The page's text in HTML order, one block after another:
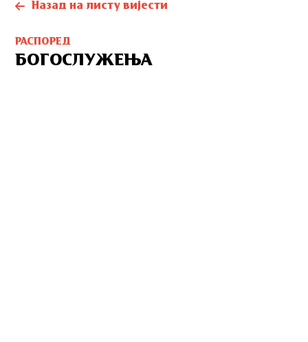
Назад на листу вијести
РАСПОРЕД
БОГОСЛУЖЕЊА